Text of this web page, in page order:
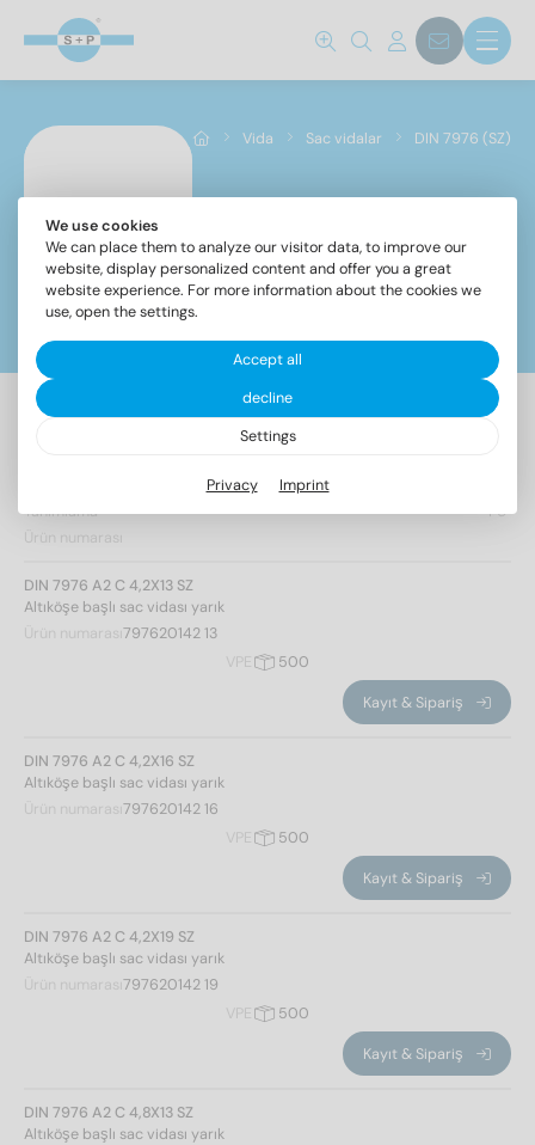
Vida Sac vidalar DIN 7976 (SZ)
DIN 7976 (SZ)
Tanımlama
Ürün numarası
PU
DIN 7976 A2 C 4,2X13 SZ
Altıköşe başlı sac vidası yarık
Ürün numarası 797620142 13
VPE
500
Kayıt & Sipariş
DIN 7976 A2 C 4,2X16 SZ
Altıköşe başlı sac vidası yarık
Ürün numarası 797620142 16
VPE
500
Kayıt & Sipariş
DIN 7976 A2 C 4,2X19 SZ
Altıköşe başlı sac vidası yarık
Ürün numarası 797620142 19
VPE
500
Kayıt & Sipariş
DIN 7976 A2 C 4,8X13 SZ
Altıköşe başlı sac vidası yarık
We use cookies
We can place them to analyze our visitor data, to improve our
website, display personalized content and offer you a great
website experience. For more information about the cookies we
use, open the settings.
Accept all
decline
Settings
Privacy Imprint